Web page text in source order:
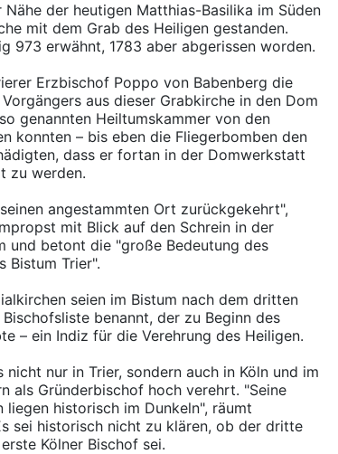
der heutigen Matthias-Basilika im Süden
mit dem Grab des Heiligen gestanden.
973 erwähnt, 1783 aber abgerissen worden.
Erzbischof Poppo von Babenberg die
aus dieser Grabkirche in den Dom
genannten Heiltumskammer von den
konnten – bis eben die Fliegerbomben den
dass er fortan in der Domwerkstatt
zu werden.
angestammten Ort zurückgekehrt",
mit Blick auf den Schrein in der
und betont die "große Bedeutung des
Bistum Trier".
seien im Bistum nach dem dritten
benannt, der zu Beginn des
– ein Indiz für die Verehrung des Heiligen.
nur in Trier, sondern auch in Köln und im
als Gründerbischof hoch verehrt. "Seine
liegen historisch im Dunkeln", räumt
sei historisch nicht zu klären, ob der dritte
Kölner Bischof sei.